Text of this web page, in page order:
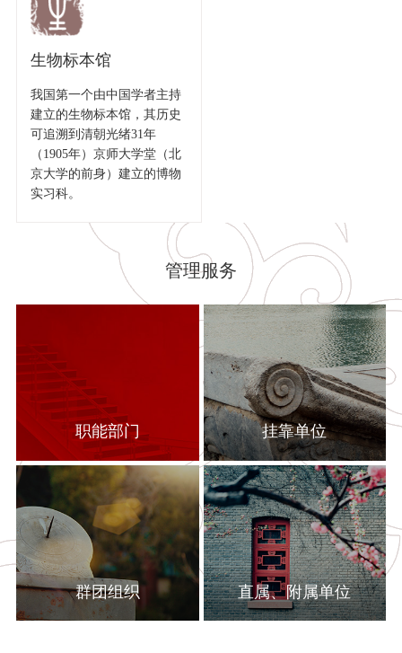
生物标本馆
我国第一个由中国学者主持
建立的生物标本馆，其历史
可追溯到清朝光绪31年
（1905年）京师大学堂（北
京大学的前身）建立的博物
实习科。
管理服务
职能部门 挂靠单位
群团组织 直属、附属单位